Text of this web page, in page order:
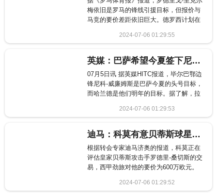
梅依旧是罗马的锋线引援目标，但报价与
马竞的要价差距依旧巨大。德罗西计划在
德里戈-里克尔梅已被视为头号目标。据悉
2024-07-06 01:29:55
1656
英媒：巴萨希望今夏签下尼科-威廉姆斯，明夏目标引进哈兰德
07月5日讯 据英媒HITC报道，毕尔巴鄂边
锋尼科-威廉姆斯是巴萨今夏的头号目标，
而哈兰德是他们明年的目标。据了解，拉
科-威廉姆斯的交易，因为阿森纳和利物浦
2024-07-06 01:29:53
1300
迪马：科莫有意贝蒂斯球星罗德里-桑切斯，转会费或达600万
根据转会专家迪马济奥的报道，科莫正在
评估皇家贝蒂斯攻击手罗德里-桑切斯的交
易，西甲劲旅对他的要价为600万欧元。
季引援并未停止，意甲升班马正在寻找新
2024-07-06 01:29:52
2909